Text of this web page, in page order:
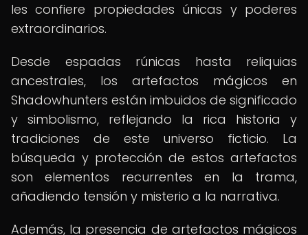
les confiere propiedades únicas y poderes
extraordinarios.
Desde espadas rúnicas hasta reliquias
ancestrales, los artefactos mágicos en
Shadowhunters están imbuidos de significado
y simbolismo, reflejando la rica historia y
tradiciones de este universo ficticio. La
búsqueda y protección de estos artefactos
son elementos recurrentes en la trama,
añadiendo tensión y misterio a la narrativa.
Además, la presencia de artefactos mágicos